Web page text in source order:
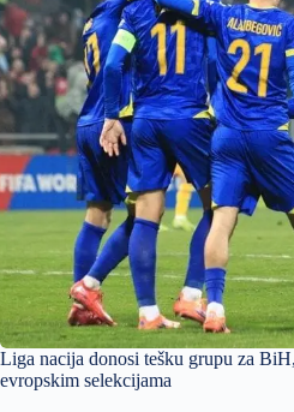
Liga nacija donosi tešku grupu za
evropskim selekcijama